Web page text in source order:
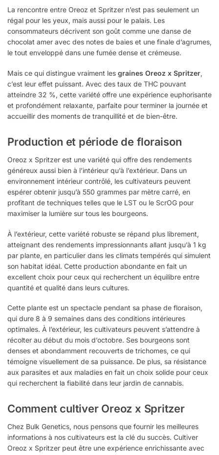
La rencontre entre Oreoz et Spritzer n’est pas seulement un
régal pour les yeux, mais aussi pour le palais. Les
consommateurs décrivent son goût comme une danse de
chocolat amer avec des notes de baies et une finale d’agrumes,
le tout enveloppé dans une fumée dense et crémeuse.
Mais ce qui distingue vraiment les graines Oreoz x Spritzer,
c’est leur effet puissant. Avec des taux de THC pouvant
atteindre 32 %, cette variété offre une expérience euphorisante
et profondément relaxante, parfaite pour terminer la journée et
accueillir des moments de tranquillité et de bien-être.
Production et période de floraison
Oreoz x Spritzer est une variété qui offre des rendements
généreux aussi bien à l’intérieur qu’à l’extérieur. Dans un
environnement intérieur contrôlé, les cultivateurs peuvent
espérer obtenir jusqu’à 550 grammes par mètre carré, en
profitant de techniques telles que le LST ou le ScrOG pour
maximiser la lumière sur tous les bourgeons.
À l’extérieur, cette variété robuste se répand plus librement,
atteignant des rendements impressionnants allant jusqu’à 1 kg
par plante, en particulier dans les climats tempérés qui simulent
son habitat idéal. Cette production abondante en fait un
excellent choix pour ceux qui recherchent un équilibre entre
quantité et qualité dans leurs cultures.
Cette plante est un spectacle pendant sa phase de floraison,
qui dure 8 à 9 semaines dans des conditions intérieures
optimales. À l’extérieur, les cultivateurs peuvent s’attendre à
récolter au début du mois d’octobre. Ses bourgeons sont
denses et abondamment recouverts de trichomes, ce qui
témoigne visuellement de sa puissance. De plus, sa résistance
aux parasites et aux maladies en fait un choix solide pour ceux
qui recherchent la fiabilité dans leur jardin de cannabis.
Comment cultiver Oreoz x Spritzer
Chez Bulk Genetics, nous pensons que fournir les meilleures
informations à nos cultivateurs est la clé du succès. Cultiver
Oreoz x Spritzer peut être une expérience enrichissante avec